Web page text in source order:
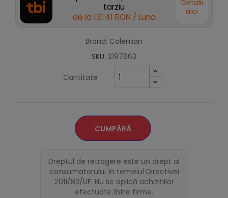
tarziu
de la 131.41 RON / Luna
Detalii
aici
Brand: Coleman
SKU: 2197663
Cantitate
CUMPĂRĂ
Dreptul de retragere este un drept al
consumatorului în temeiul Directivei
2011/83/UE. Nu se aplică achizițiilor
efectuate între firme.